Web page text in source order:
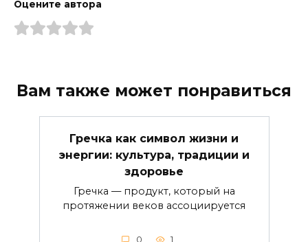
Оцените автора
Вам также может понравиться
Гречка как символ жизни и
энергии: культура, традиции и
здоровье
Гречка — продукт, который на
протяжении веков ассоциируется
0 1